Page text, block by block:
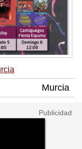
Murcia